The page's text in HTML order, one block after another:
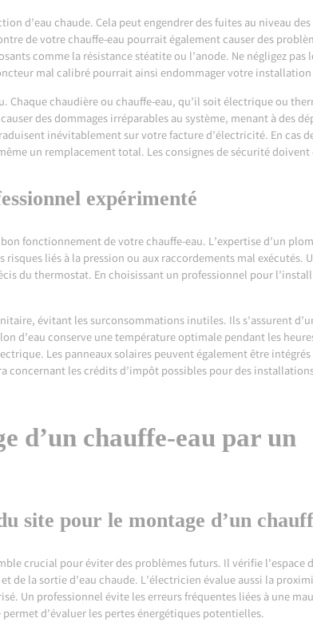
d’eau chaude. Cela peut engendrer des fuites au niveau
de votre chauffe-eau pourrait également causer des
comme la résistance stéatite ou l’anode. Ne négligez pas
mal calibré pourrait ainsi endommager votre
Chaque chaudière ou chauffe-eau, qu’il soit électrique ou
des dommages irréparables au système, menant à des
inévitablement sur votre facture d’électricité. En cas
un remplacement total. Les consignes de sécurité
expérimenté
fonctionnement de votre chauffe-eau. L’expertise d’un
liés à la pression ou aux raccordements mal exécutés.
du thermostat. En choisissant un professionnel pour
évitant les surconsommations inutiles. Ils s’assurent
d’eau conserve une température optimale pendant les
Les panneaux solaires peuvent également être
les crédits d’impôt possibles pour des
d’un chauffe-eau par un
site pour le montage d’un
crucial pour éviter des problèmes futurs. Il vérifie
de la sortie d’eau chaude. L’électricien évalue aussi la
Un professionnel évite les erreurs fréquentes liées à une
d’évaluer les pertes énergétiques potentielles.